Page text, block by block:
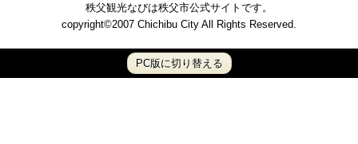
秩父観光なびは秩父市公式サイトです。
copyright©2007 Chichibu City All Rights Reserved.
PC版に切り替える